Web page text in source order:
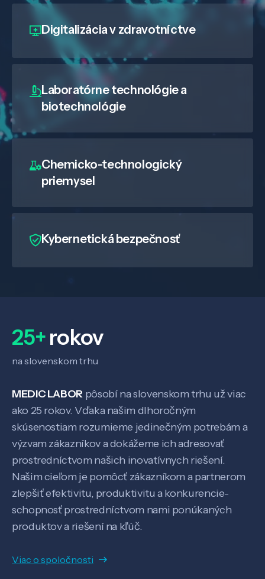
Know-how
O nás
Kontakt
Digitalizáciav zdravotníctve
Laboratórne technológie a
biotechnológie
Chemicko-technologický
priemysel
Kybernetická bezpečnosť
25+rokov
na slovenskom trhu
MEDIC LABOR pôsobí na slovenskom trhu už viac
ako 25 rokov. Vďaka našim dlhoročným
skúsenostiam rozumieme jedinečným potrebám a
výzvam zákazníkov a dokážeme ich adresovať
prostredníctvom našich inovatívnych riešení.
Našim cieľom je pomôcť zákazníkom a partnerom
zlepšiť efektivitu, produktivitu a konkurencie-
schopnosť prostredníctvom nami ponúkaných
produktov a riešení na kľúč.
Viac o spoločnosti